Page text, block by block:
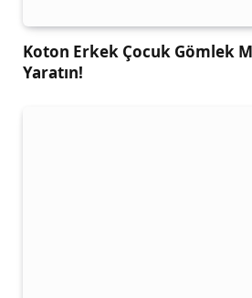
Koton Erkek Çocuk Gömlek
Yaratın!